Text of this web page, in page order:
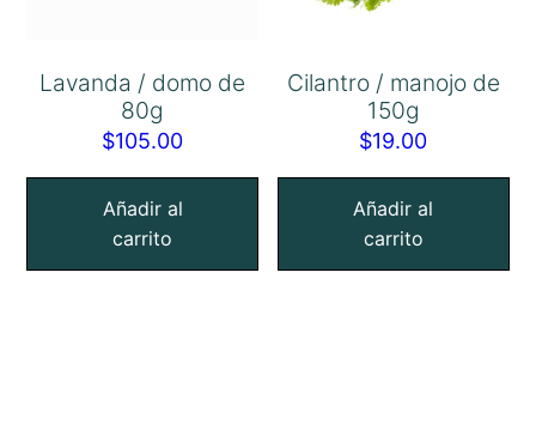
Lavanda / domo de
80g
$105.00
Añadir al
carrito
Cilantro / manojo de
150g
$19.00
Añadir al
carrito